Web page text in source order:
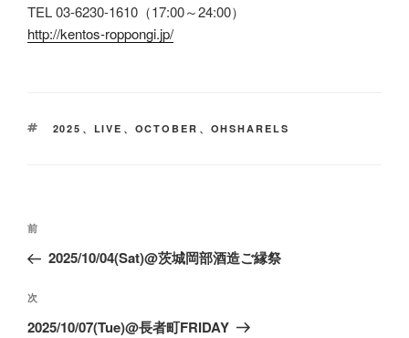
TEL 03-6230-1610（17:00～24:00）
http://kentos-roppongi.jp/
タ
2025 、 LIVE 、 OCTOBER 、 OHSHARELS
投
ナ
ビ
ゲ
前
の
稿
前
2025/10/04(Sat)@茨城岡部酒造ご縁祭
次
の
次
2025/10/07(Tue)@長者町FRIDAY